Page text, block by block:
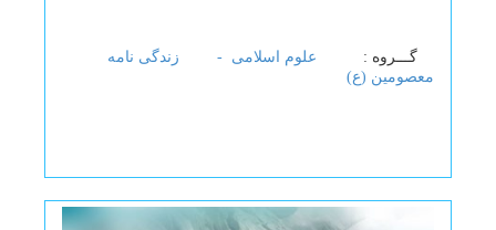
گـــروه : علوم اسلامی -
زندگی نامه
معصومین (ع)